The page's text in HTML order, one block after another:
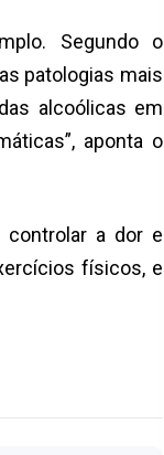
Segundo o
patologias mais
alcoólicas em
aponta o
controlar a dor e
físicos, e